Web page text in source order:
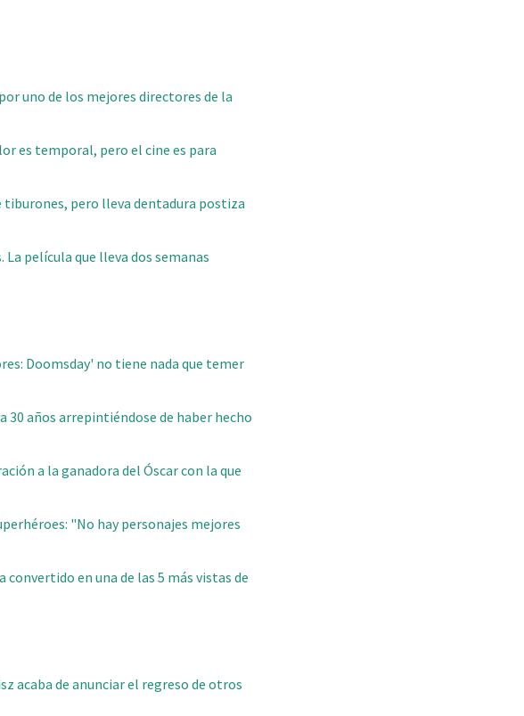
uno de los mejores directores de la
es temporal, pero el cine es para
tiburones, pero lleva dentadura postiza
película que lleva dos semanas
Doomsday' no tiene nada que temer
30 años arrepintiéndose de haber hecho
a la ganadora del Óscar con la que
"No hay personajes mejores
en una de las 5 más vistas de
acaba de anunciar el regreso de otros